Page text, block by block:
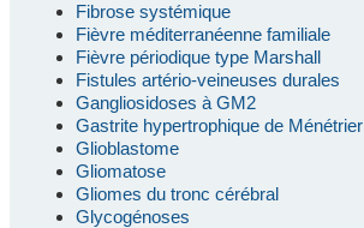
Fibrose systémique
Fièvre méditerranéenne familiale
Fièvre périodique type Marshall
Fistules artério-veineuses durales
Gangliosidoses à GM2
Gastrite hypertrophique de Ménétrier
Glioblastome
Gliomatose
Gliomes du tronc cérébral
Glycogénoses